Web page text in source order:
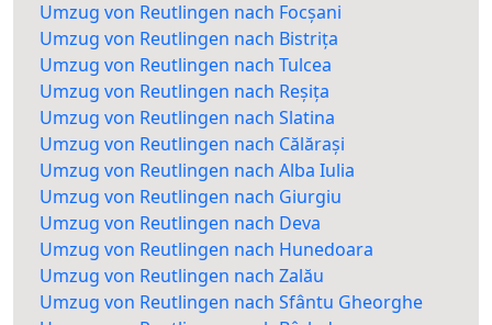
Umzug von Reutlingen nach Focșani
Umzug von Reutlingen nach Bistrița
Umzug von Reutlingen nach Tulcea
Umzug von Reutlingen nach Reșița
Umzug von Reutlingen nach Slatina
Umzug von Reutlingen nach Călărași
Umzug von Reutlingen nach Alba Iulia
Umzug von Reutlingen nach Giurgiu
Umzug von Reutlingen nach Deva
Umzug von Reutlingen nach Hunedoara
Umzug von Reutlingen nach Zalău
Umzug von Reutlingen nach Sfântu Gheorghe